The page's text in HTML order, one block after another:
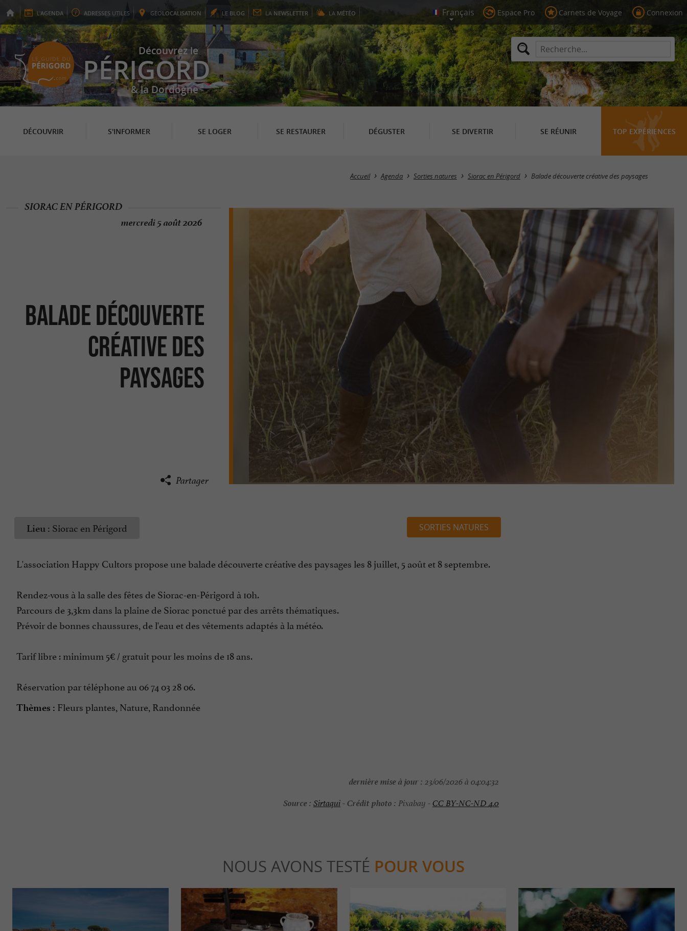
L'AGENDA ADRESSES UTILES GEOLOCALISATION LE BLOG LA NEWSLETTER LA MÉTÉO Espace Pro Carnets de Voyage Connexion
Découvrez le
PÉRIGORD
& la Dordogne
DÉCOUVRIR S'INFORMER SE LOGER SE RESTAURER DÉGUSTER SE DIVERTIR SE RÉUNIR TOP EXPÉRIENCES
Accueil Agenda Sorties natures Siorac en Périgord Balade découverte créative des paysages
Balade découverte
créative des
paysages
SIORAC EN PÉRIGORD
mercredi 5 août 2026
Partager
Lieu : Siorac en Périgord SORTIES NATURES
L'association Happy Cultors propose une balade découverte créative des paysages les 8 juillet, 5 août et 8 septembre.
Rendez-vous à la salle des fêtes de Siorac-en-Périgord à 10h.
Parcours de 3,3km dans la plaine de Siorac ponctué par des arrêts thématiques.
Prévoir de bonnes chaussures, de l'eau et des vêtements adaptés à la météo.
Tarif libre : minimum 5€ / gratuit pour les moins de 18 ans.
Réservation par téléphone au 06 74 03 28 06.
Thèmes : Fleurs plantes, Nature, Randonnée
dernière mise à jour : 23/06/2026 à 04:04:32
Source : Sirtaqui-Crédit photo : Pixabay -CC BY-NC-ND 4.0
NOUS AVONS TESTÉ POUR VOUS